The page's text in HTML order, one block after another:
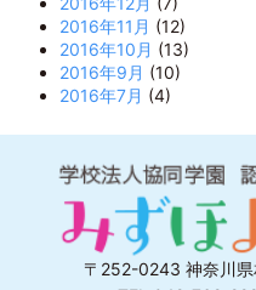
2016年11月 (12)
2016年10月 (13)
2016年9月 (10)
2016年7月 (4)
〒252-0243 神奈川